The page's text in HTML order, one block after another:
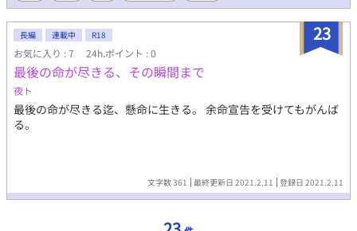
23
長編 連載中 R18
お気に入り : 7 24h.ポイント : 0
最後の命が尽きる、その瞬間まで
夜ト
最後の命が尽きる迄、懸命に生きる。 余命宣告を受けてもがんば
る。
文字数 361 最終更新日 2021.2.11 登録日 2021.2.11